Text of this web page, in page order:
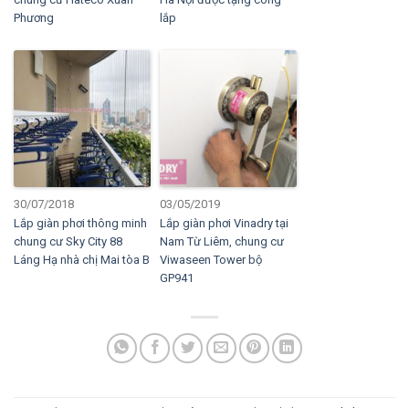
Phương
lắp
30/07/2018
Lắp giàn phơi thông minh
chung cư Sky City 88
Láng Hạ nhà chị Mai tòa B
03/05/2019
Lắp giàn phơi Vinadry tại
Nam Từ Liêm, chung cư
Viwaseen Tower bộ
GP941